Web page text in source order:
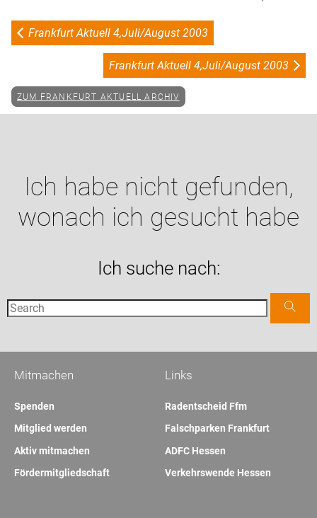
Frankfurt Aktuell 4,Juli/August 2003
Frankfurt Aktuell 4,Juli/August 2003
ZUM FRANKFURT AKTUELL ARCHIV
Ich habe nicht gefunden,
wonach ich gesucht habe
Ich suche nach:
Links
Radentscheid Ffm
Falschparken Frankfurt
ADFC Hessen
Verkehrswende Hessen
Mitmachen
Spenden
Mitglied werden
Aktiv mitmachen
Fördermitgliedschaft